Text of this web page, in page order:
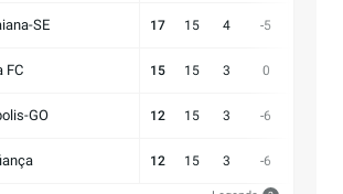
SE 17 15 4 -5
FC 15 15 3 0
GO 12 15 3 -6
12 15 3 -6